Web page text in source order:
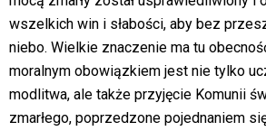
wszelkich win i słabości, aby bez
niebo. Wielkie znaczenie ma tu
moralnym obowiązkiem jest nie tylko
modlitwa, ale także przyjęcie Komunii
zmarłego, poprzedzone pojednaniem